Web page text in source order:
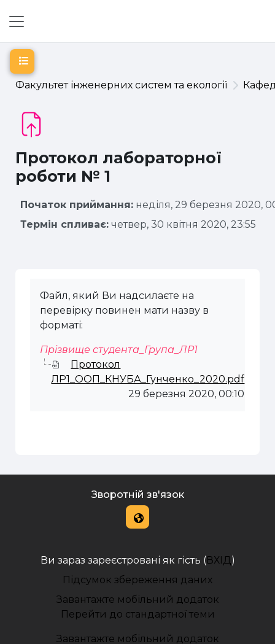
Факультет інженерних систем та екології
Протокол лабораторної
роботи № 1
Початок приймання: неділя, 29 березня 2020,
Термін спливає: четвер, 30 квітня 2020, 23:55
Відкритий покажчик курсу
Файл, який Ви надсилаєте на
перевірку повинен мати назву в
форматі:
Прізвище студента_Група_ЛР1
Протокол
ЛР1_ООП_КНУБА_Гунченко_2020.pdf
29 березня 2020, 00:10
Зворотній зв'язок
Ви зараз зареєстровані як гість (ВХІД )
Підсумок збереження даних
Завантажте мобільний додаток
Перейти до стандартної теми
Завантажте мобільний додаток